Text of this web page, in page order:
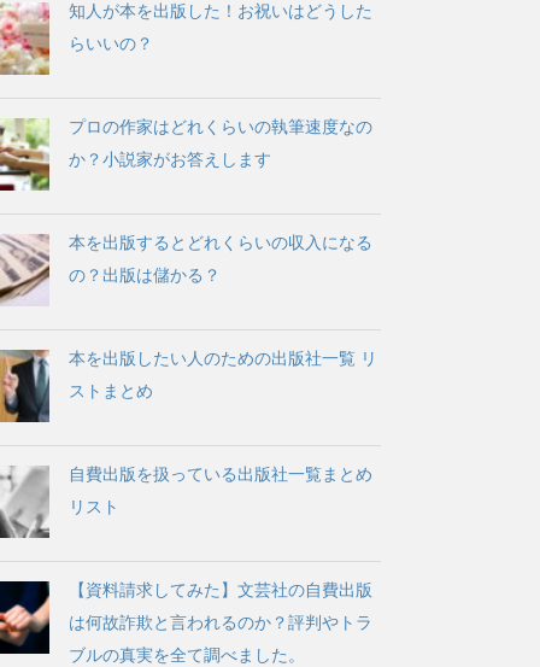
知人が本を出版した！お祝いはどうした
らいいの？
プロの作家はどれくらいの執筆速度なの
か？小説家がお答えします
本を出版するとどれくらいの収入になる
の？出版は儲かる？
本を出版したい人のための出版社一覧 リ
ストまとめ
自費出版を扱っている出版社一覧まとめ
リスト
【資料請求してみた】文芸社の自費出版
は何故詐欺と言われるのか？評判やトラ
ブルの真実を全て調べました。